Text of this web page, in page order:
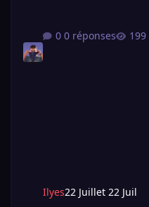
0 réponses
Ilyes22 Juillet 22 Juil